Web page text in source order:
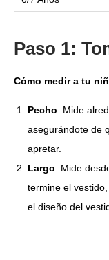
Paso 1:
Cómo medir a tu
Pecho: Mide
asegurándote de
apretar.
Largo: Mide
termine el
el diseño del